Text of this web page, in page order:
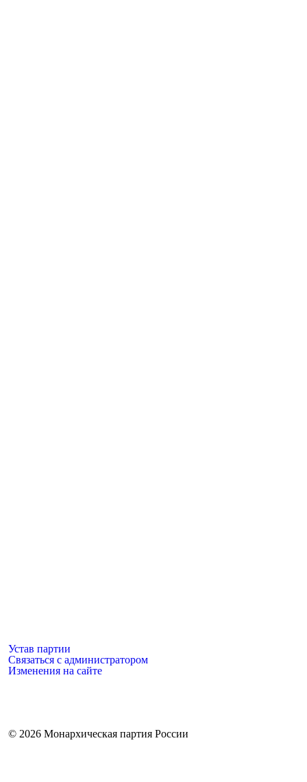
Устав партии
Связаться с администратором
Изменения на сайте
© 2026 Монархическая партия России